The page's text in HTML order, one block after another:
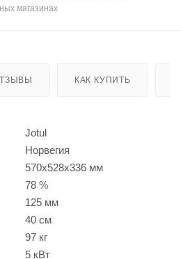
магазинах
КАК КУПИТЬ
Jotul
Норвегия
570х528х336 мм
78 %
125 мм
40 см
97 кг
5 кВт